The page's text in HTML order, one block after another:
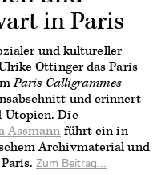
in Paris
und kultureller
Ottinger das Paris
Paris Calligrammes
und erinnert
Utopien. Die
Assmann führt ein in
Archivmaterial und
Zum Beitrag...